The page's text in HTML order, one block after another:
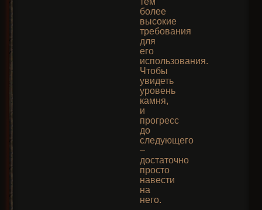
более
высокие
требования
для
его
использования.
Чтобы
увидеть
уровень
камня,
и
прогресс
до
следующего
–
достаточно
просто
навести
на
него.